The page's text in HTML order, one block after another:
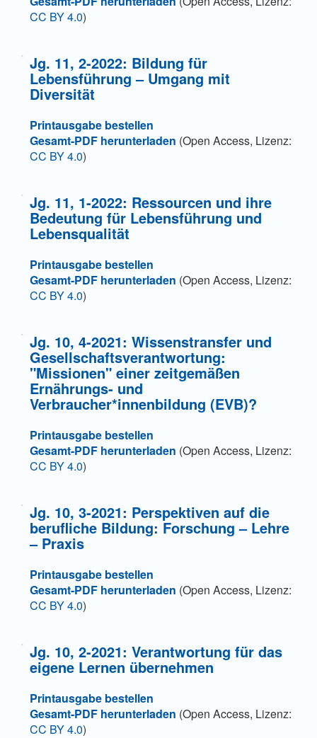
CC BY 4.0)
Jg. 11, 2-2022: Bildung für
Lebensführung – Umgang mit
Diversität
Printausgabe bestellen
Gesamt-PDF herunterladen (Open Access, Lizenz:
CC BY 4.0)
Jg. 11, 1-2022: Ressourcen und ihre
Bedeutung für Lebensführung und
Lebensqualität
Printausgabe bestellen
Gesamt-PDF herunterladen (Open Access, Lizenz:
CC BY 4.0)
Jg. 10, 4-2021: Wissenstransfer und
Gesellschaftsverantwortung:
"Missionen" einer zeitgemäßen
Ernährungs- und
Verbraucher*innenbildung (EVB)?
Printausgabe bestellen
Gesamt-PDF herunterladen (Open Access, Lizenz:
CC BY 4.0)
Jg. 10, 3-2021: Perspektiven auf die
berufliche Bildung: Forschung – Lehre
– Praxis
Printausgabe bestellen
Gesamt-PDF herunterladen (Open Access, Lizenz:
CC BY 4.0)
Jg. 10, 2-2021: Verantwortung für das
eigene Lernen übernehmen
Printausgabe bestellen
Gesamt-PDF herunterladen (Open Access, Lizenz:
CC BY 4.0)